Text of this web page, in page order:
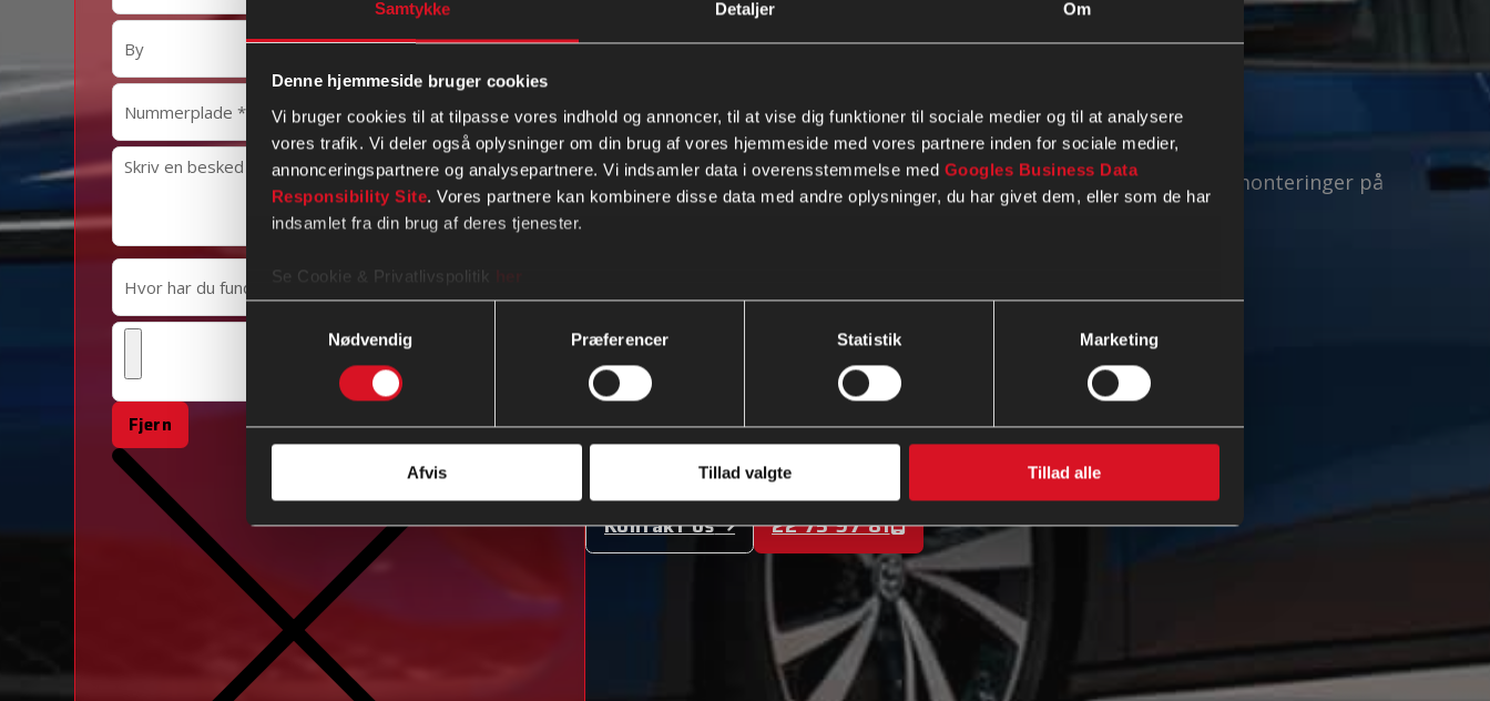
Samtykke Detaljer Om
Denne hjemmeside bruger cookies
Vi bruger cookies til at tilpasse vores indhold og annoncer, til at vise dig funktioner til sociale medier og til at analysere
vores trafik. Vi deler også oplysninger om din brug af vores hjemmeside med vores partnere inden for sociale medier,
annonceringspartnere og analysepartnere. Vi indsamler data i overensstemmelse med Googles Business Data
Responsibility Site. Vores partnere kan kombinere disse data med andre oplysninger, du har givet dem, eller som de har
indsamlet fra din brug af deres tjenester.
Se Cookie & Privatlivspolitik her
Samtykkevalg
Nødvendig
Præferencer Statistik Marketing
Afvis Tillad valgte Tillad alle
Fjern
Prisliste Vw
Her på siden finder du vores udvalg af VW modeller vi tilbyder eftermonteringer på
Overkommenlig pris
Kontakt os
22 75 97 81
Ring nu